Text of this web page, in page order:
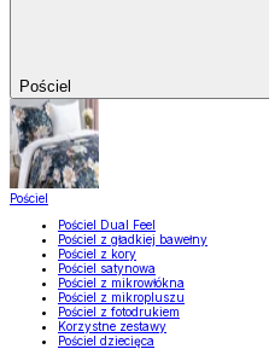
Pościel
Pościel
Pościel Dual Feel
Pościel z gładkiej bawełny
Pościel z kory
Pościel satynowa
Pościel z mikrowłókna
Pościel z mikropluszu
Pościel z fotodrukiem
Korzystne zestawy
Pościel dziecięca